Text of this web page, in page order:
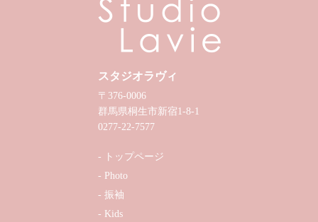
スタジオラヴィ
〒376-0006
群馬県桐生市新宿1-8-1
0277-22-7577
トップページ
Photo
振袖
Kids